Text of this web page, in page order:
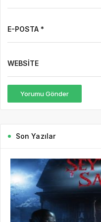
E-POSTA *
WEBSITE
Yorumu Gönder
Son Yazılar